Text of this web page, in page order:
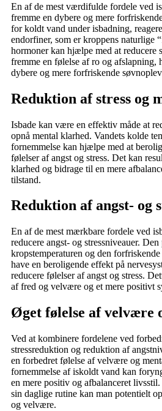
En af de mest værdifulde fordele ved
fremme en dybere og mere
for koldt vand under isbadning,
endorfiner, som er kroppens naturlige
hormoner kan hjælpe med at reducere
fremme en følelse af ro og afslapning,
dybere og mere forfriskende
Reduktion af stress og
Isbade kan være en effektiv måde at
opnå mental klarhed. Vandets kolde
fornemmelse kan hjælpe med at
følelser af angst og stress. Det kan
klarhed og bidrage til en mere
tilstand.
Reduktion af angst- og
En af de mest mærkbare fordele ved
reducere angst- og stressniveauer.
kropstemperaturen og den
have en beroligende effekt på
reducere følelser af angst og stress.
af fred og velvære og et mere positivt
Øget følelse af velvære
Ved at kombinere fordelene ved
stressreduktion og reduktion af
en forbedret følelse af velvære og
fornemmelse af iskoldt vand kan
en mere positiv og afbalanceret
sin daglige rutine kan man potentielt
og velvære.